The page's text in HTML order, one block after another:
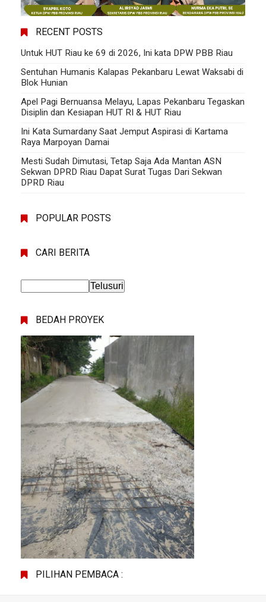
RECENT POSTS
Untuk HUT Riau ke 69 di 2026, Ini kata DPW PBB Riau
Sentuhan Humanis Kalapas Pekanbaru Lewat Waksabi di
Blok Hunian
Apel Pagi Bernuansa Melayu, Lapas Pekanbaru Tegaskan
Disiplin dan Kesiapan HUT RI & HUT Riau
Ini Kata Sumardany Saat Jemput Aspirasi di Kartama
Raya Marpoyan Damai
Mesti Sudah Dimutasi, Tetap Saja Ada Mantan ASN
Sekwan DPRD Riau Dapat Surat Tugas Dari Sekwan
DPRD Riau
POPULAR POSTS
CARI BERITA
BEDAH PROYEK
PILIHAN PEMBACA :